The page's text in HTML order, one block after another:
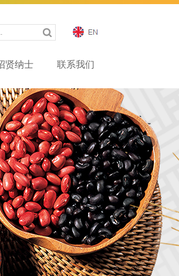
贤纳士 联系我们